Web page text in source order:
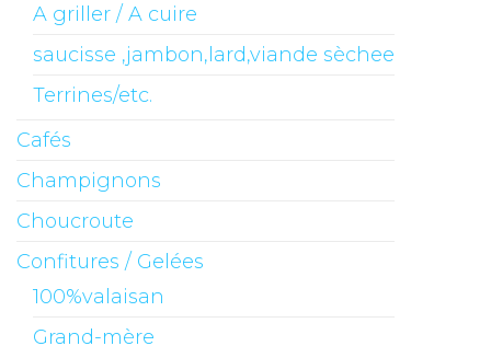
A griller / A cuire
saucisse ,jambon,lard,viande sèchee
Terrines/etc.
Cafés
Champignons
Choucroute
Confitures / Gelées
100%valaisan
Grand-mère